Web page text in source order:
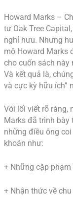
Howard Marks –
tư Oak Tree
nghỉ hưu. Nhưng
mộ Howard Marks
cho cuốn sách này
Và kết quả là,
và cực kỳ hữu ích”
Với lối viết rõ ràng,
Marks đã trình bày
những điều ông
khoán như:
+ Những cặp
+ Nhận thức về